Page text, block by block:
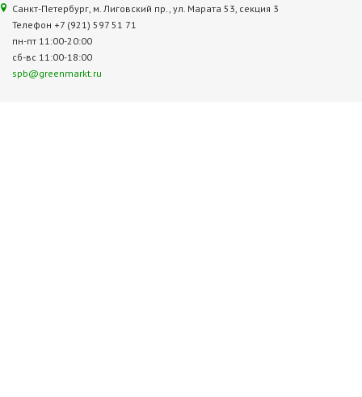
Санкт-Петербург, м. Лиговский пр., ул. Марата 53, секция 3
Телефон +7 (921) 597 51 71
пн-пт 11:00-20:00
сб-вс 11:00-18:00
spb@greenmarkt.ru